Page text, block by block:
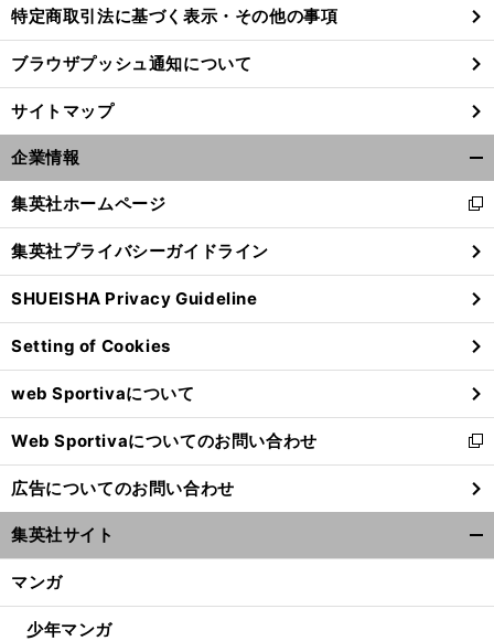
特定商取引法に基づく表示・その他の事項
ブラウザプッシュ通知について
サイトマップ
企業情報
閉
る
集英社ホームページ
新
し
い
ウ
ィ
ン
ド
ウ
で
開
く
集英社プライバシーガイドライン
SHUEISHA Privacy Guideline
Setting of Cookies
web Sportivaについて
Web Sportivaについてのお問い合わせ
新
し
い
ウ
ィ
ン
ウ
広告についてのお問い合わせ
集英社サイト
マンガ
少年マンガ